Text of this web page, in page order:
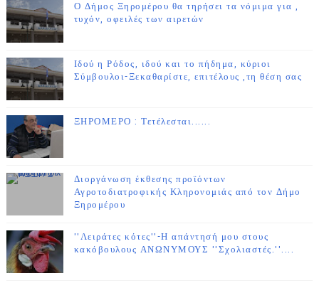
Ο Δήμος Ξηρομέρου θα τηρήσει τα νόμιμα για ,
τυχόν, οφειλές των αιρετών
Ιδού η Ρόδος, ιδού και το πήδημα, κύριοι
Σύμβουλοι-Ξεκαθαρίστε, επιτέλους ,τη θέση σας
ΞΗΡΟΜΕΡΟ : Τετέλεσται......
Διοργάνωση έκθεσης προϊόντων
Αγροτοδιατροφικής Κληρονομιάς από τον Δήμο
Ξηρομέρου
''Λειράτες κότες''-Η απάντησή μου στους
κακόβουλους ΑΝΩΝΥΜΟΥΣ ''Σχολιαστές.''....